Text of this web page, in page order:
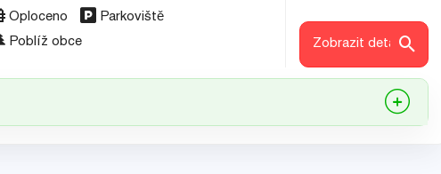
Oploceno
Parkoviště
Poblíž obce
Zobrazit detaily